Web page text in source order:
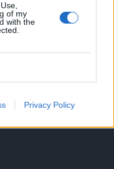
of my
with the
Privacy Policy